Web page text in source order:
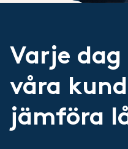
Varje
våra
jämföra